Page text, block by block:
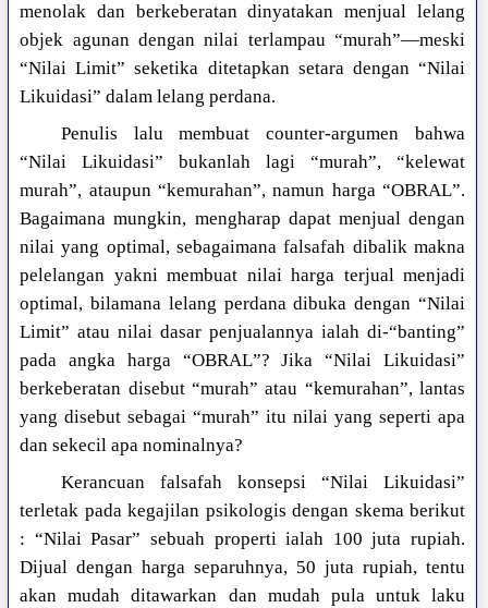
menolak dan berkeberatan dinyatakan menjual lelang
objek agunan dengan nilai terlampau “murah”—meski
“Nilai Limit” seketika ditetapkan setara dengan “Nilai
Likuidasi” dalam lelang perdana.
Penulis lalu membuat counter-argumen bahwa
“Nilai Likuidasi” bukanlah lagi “murah”, “kelewat
murah”, ataupun “kemurahan”, namun harga “OBRAL”.
Bagaimana mungkin, mengharap dapat menjual dengan
nilai yang optimal, sebagaimana falsafah dibalik makna
pelelangan yakni membuat nilai harga terjual menjadi
optimal, bilamana lelang perdana dibuka dengan “Nilai
Limit” atau nilai dasar penjualannya ialah di-“banting”
pada angka harga “OBRAL”? Jika “Nilai Likuidasi”
berkeberatan disebut “murah” atau “kemurahan”, lantas
yang disebut sebagai “murah” itu nilai yang seperti apa
dan sekecil apa nominalnya?
Kerancuan falsafah konsepsi “Nilai Likuidasi”
terletak pada kegajilan psikologis dengan skema berikut
: “Nilai Pasar” sebuah properti ialah 100 juta rupiah.
Dijual dengan harga separuhnya, 50 juta rupiah, tentu
akan mudah ditawarkan dan mudah pula untuk laku